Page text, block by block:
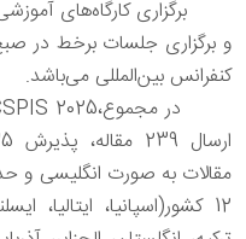
برگزاری کارگاه‌های آموزشی
و برگزاری جلسات برخط در
کنفرانس بین‌المللی می‌باشد.
12 کشور(اسپانیا، ایتالیا،